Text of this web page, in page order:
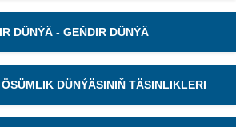
DÜNÝÄ - GEŇDIR DÜNÝÄ
DÜNÝÄSINIŇ TÄSINLIKLERI